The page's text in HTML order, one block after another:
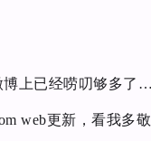
上已经唠叨够多了…
web更新，看我多